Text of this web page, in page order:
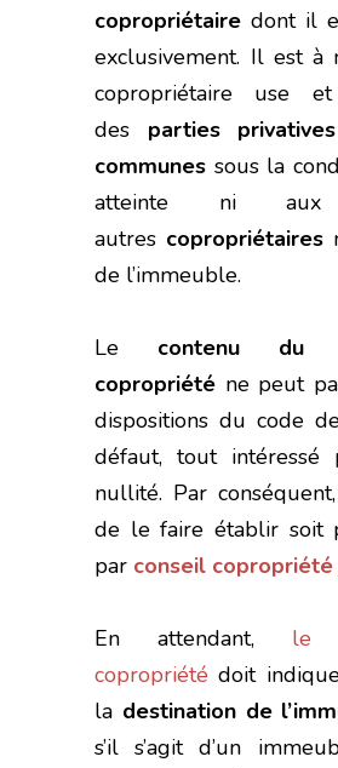
copropriétaire dont il
exclusivement. Il est à
copropriétaire use
des parties privatives
communes sous la
atteinte ni
autres copropriétaires
de l’immeuble.
Le contenu du
copropriété ne peut
dispositions du code
défaut, tout intéressé
nullité. Par
de le faire établir soit
par conseil
En attendant, le
copropriété doit
la destination de
s’il s’agit d’un